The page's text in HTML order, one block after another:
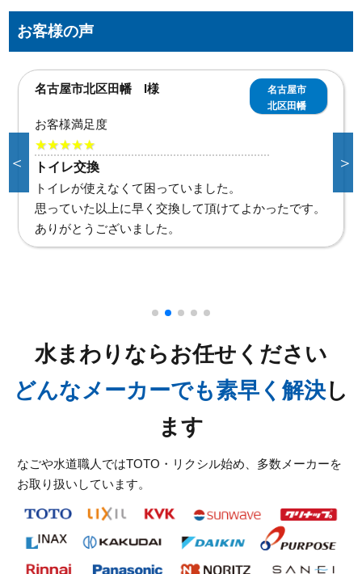
修理でお伺いさせて頂きました。
愛知県名古屋市天白区横町へ洗濯排水詰まりトラブル
2026/04/16
愛知県名古屋市守山区へ排水詰まり修理に伺いました
2026/04/01
愛知県名古屋市千種区千種で洗濯機排水詰まりでお伺
いしました。
2026/02/27
ました
した
愛知県名古屋市緑区鳴海町へトイレ水漏れトラブルで
お伺いしました。
お客様の声
名古屋市東区泉 T様
名古屋
市東区
お客様満足度
★★★★★
トイレタンク水漏れ
的確な調査と見積もりで安心して作業して頂けまし
た。
古い建物なので他の水回りで困ったらよろしくお願い
＜ ＞
水まわりならお任せください
どんなメーカーでも素早く解決し
ます
なごや水道職人ではTOTO・リクシル始め、多数メーカーを
お取り扱いしています。